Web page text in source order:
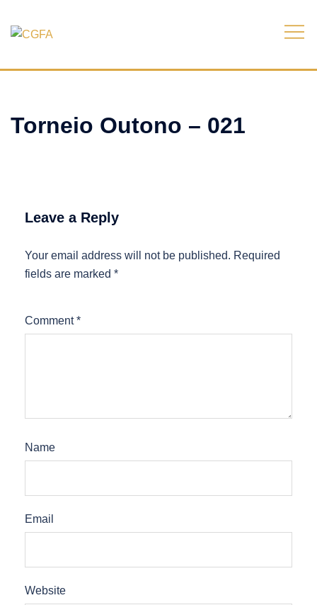
Torneio Outono – 021
Leave a Reply
Your email address will not be published. Required
fields are marked *
Comment*
Name
Email
Website